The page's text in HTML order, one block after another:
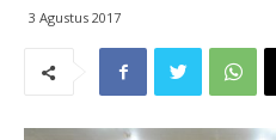
3 Agustus 2017